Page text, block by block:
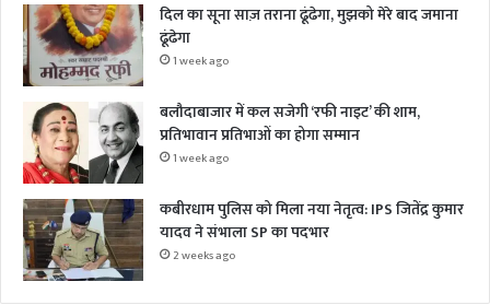
दिल का सूना साज़ तराना ढूंढेगा, मुझको मेरे बाद जमाना
ढूंढेगा
1 week ago
बलौदाबाजार में कल सजेगी ‘रफी नाइट’ की शाम,
प्रतिभावान प्रतिभाओं का होगा सम्मान
1 week ago
कबीरधाम पुलिस को मिला नया नेतृत्व: IPS जितेंद्र कुमार
यादव ने संभाला SP का पदभार
2 weeks ago